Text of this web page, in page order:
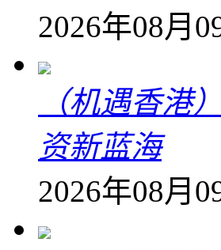
2026年08月
（机遇香港
资新蓝海
2026年08月